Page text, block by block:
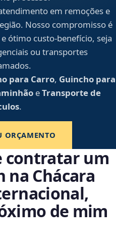
em remoções e
Nosso compromisso é
ótimo custo-benefício, seja
ou transportes
para Carro, Guincho para
eTransporte de
.
ORÇAMENTO
contratar um
na Chácara
de mim